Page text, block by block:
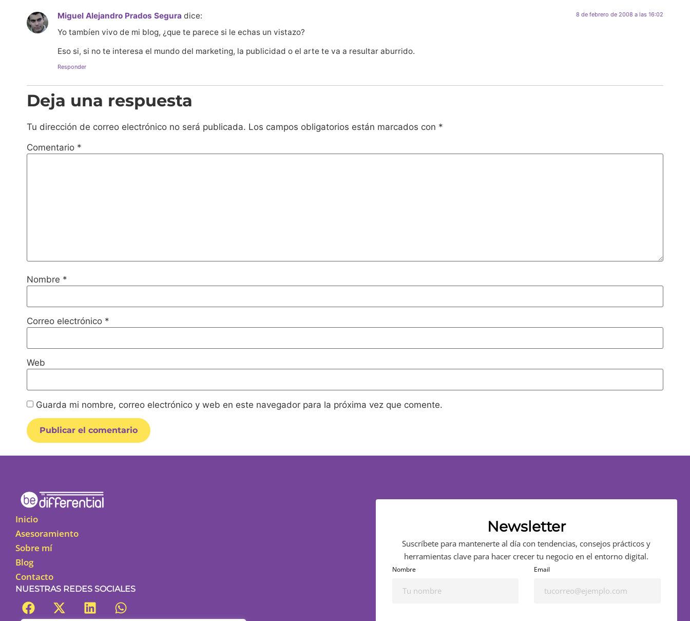
Miguel Alejandro Prados Segura dice: 8 de febrero de 2008 a las 16:02
Yo tambíen vivo de mi blog, ¿que te parece si le echas un vistazo?
Eso si, si no te interesa el mundo del marketing, la publicidad o el arte te va a resultar aburrido.
Responder
Deja una respuesta
Tu dirección de correo electrónico no será publicada. Los campos obligatorios están marcados con *
Comentario *
Nombre *
Correo electrónico *
Web
Guarda mi nombre, correo electrónico y web en este navegador para la próxima vez que comente.
Alternative:
Inicio
Asesoramiento
Sobre mí
Blog
Contacto
NUESTRAS REDES SOCIALES
Newsletter
Suscríbete para mantenerte al día con tendencias, consejos prácticos y
herramientas clave para hacer crecer tu negocio en el entorno digital.
Nombre Email